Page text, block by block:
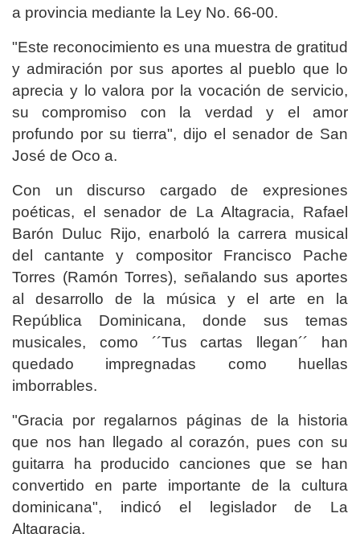
a provincia mediante la Ley No. 66-00.
"Este reconocimiento es una muestra de gratitud
y admiración por sus aportes al pueblo que lo
aprecia y lo valora por la vocación de servicio,
su compromiso con la verdad y el amor
profundo por su tierra", dijo el senador de San
José de Oco a.
Con un discurso cargado de expresiones
poéticas, el senador de La Altagracia, Rafael
Barón Duluc Rijo, enarboló la carrera musical
del cantante y compositor Francisco Pache
Torres (Ramón Torres), señalando sus aportes
al desarrollo de la música y el arte en la
República Dominicana, donde sus temas
musicales, como ´´Tus cartas llegan´´ han
quedado impregnadas como huellas
imborrables.
"Gracia por regalarnos páginas de la historia
que nos han llegado al corazón, pues con su
guitarra ha producido canciones que se han
convertido en parte importante de la cultura
dominicana", indicó el legislador de La
Altagracia.